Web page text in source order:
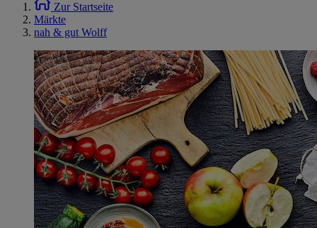
Zur Startseite
Märkte
nah & gut Wolff